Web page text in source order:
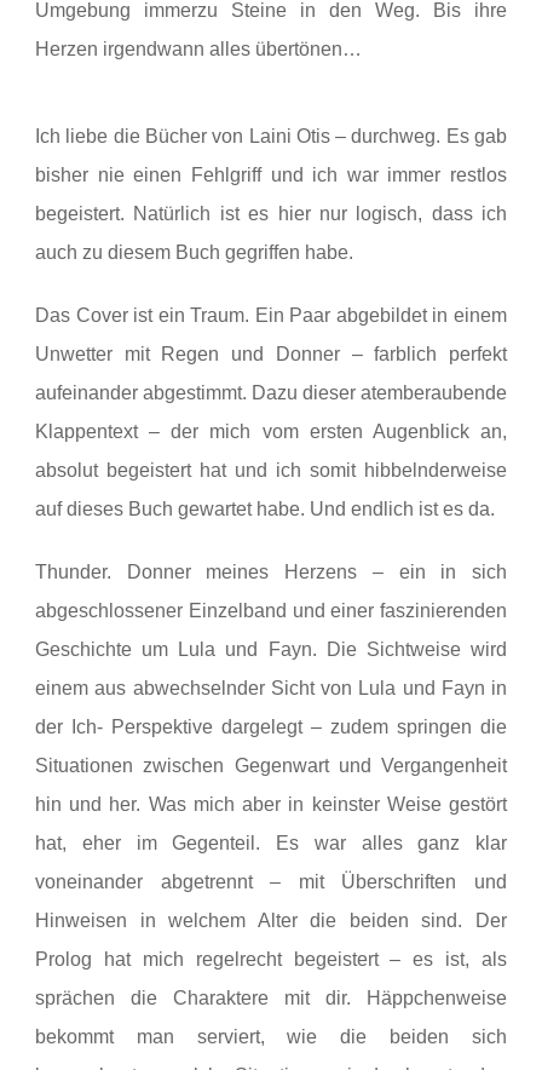
Umgebung immerzu Steine in den Weg. Bis ihre
Herzen irgendwann alles übertönen…
Ich liebe die Bücher von Laini Otis – durchweg. Es gab
bisher nie einen Fehlgriff und ich war immer restlos
begeistert. Natürlich ist es hier nur logisch, dass ich
auch zu diesem Buch gegriffen habe.
Das Cover ist ein Traum. Ein Paar abgebildet in einem
Unwetter mit Regen und Donner – farblich perfekt
aufeinander abgestimmt. Dazu dieser atemberaubende
Klappentext – der mich vom ersten Augenblick an,
absolut begeistert hat und ich somit hibbelnderweise
auf dieses Buch gewartet habe. Und endlich ist es da.
Thunder. Donner meines Herzens – ein in sich
abgeschlossener Einzelband und einer faszinierenden
Geschichte um Lula und Fayn. Die Sichtweise wird
einem aus abwechselnder Sicht von Lula und Fayn in
der Ich- Perspektive dargelegt – zudem springen die
Situationen zwischen Gegenwart und Vergangenheit
hin und her. Was mich aber in keinster Weise gestört
hat, eher im Gegenteil. Es war alles ganz klar
voneinander abgetrennt – mit Überschriften und
Hinweisen in welchem Alter die beiden sind. Der
Prolog hat mich regelrecht begeistert – es ist, als
sprächen die Charaktere mit dir. Häppchenweise
bekommt man serviert, wie die beiden sich